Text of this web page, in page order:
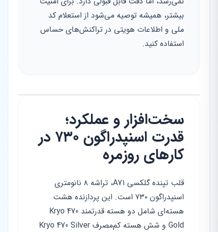
بیشتر، همیشه توصیه می‌شود از استعلام کد
ملی و اطلاعات هویتی در تراکنش‌های حساس
استفاده کنید.
سخت‌افزار و عملکرد؛
قدرت اسنپدراگون ۷۳۰ در
کارهای روزمره
قلب تپنده گلکسی A71، تراشه ۸ نانومتری
اسنپدراگون ۷۳۰ است. این پردازنده هشت
هسته‌ای شامل دو هسته قدرتمند Kryo 470
Gold و شش هسته کم‌مصرف Kryo 470 Silver